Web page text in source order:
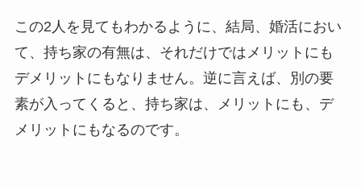
この2人を見てもわかるように、結局、婚活におい
て、持ち家の有無は、それだけではメリットにも
デメリットにもなりません。逆に言えば、別の要
素が入ってくると、持ち家は、メリットにも、デ
メリットにもなるのです。